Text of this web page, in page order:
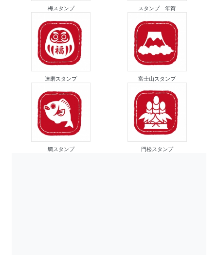
梅スタンプ スタンプ 年賀
達磨スタンプ 富士山スタンプ
鯛スタンプ 門松スタンプ